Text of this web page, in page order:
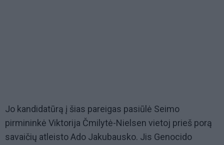
Jo kandidatūrą į šias pareigas pasiūlė Seimo
pirmininkė Viktorija Čmilytė-Nielsen vietoj prieš porą
savaičių atleisto Ado Jakubausko. Jis Genocido